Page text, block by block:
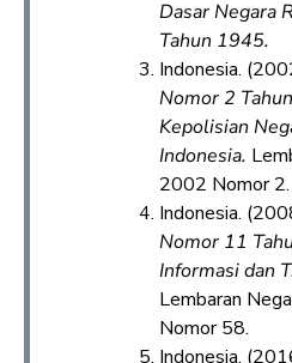
Dasar Negara
Tahun 1945.
Indonesia.
Nomor 2
Kepolisian
Indonesia.
2002 Nomor 2.
Indonesia.
Nomor 11
Informasi dan
Lembaran
Nomor 58.
Indonesia.